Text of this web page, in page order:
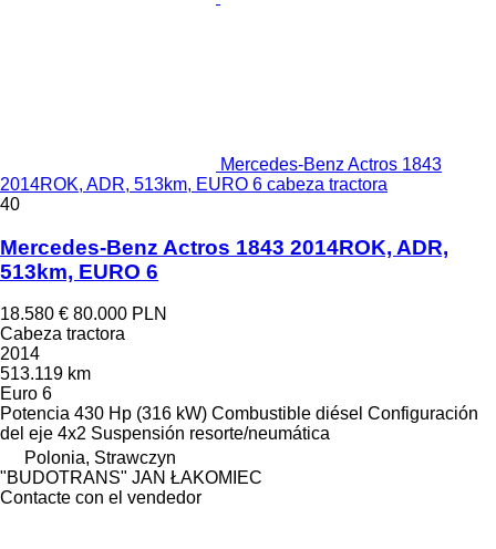
Mercedes-Benz Actros 1843
2014ROK, ADR, 513km, EURO 6 cabeza tractora
40
Mercedes-Benz Actros 1843 2014ROK, ADR,
513km, EURO 6
18.580 € 80.000 PLN
Cabeza tractora
2014
513.119 km
Euro 6
Potencia 430 Hp (316 kW) Combustible diésel Configuración
del eje 4x2 Suspensión resorte/neumática
Polonia, Strawczyn
"BUDOTRANS" JAN ŁAKOMIEC
Contacte con el vendedor